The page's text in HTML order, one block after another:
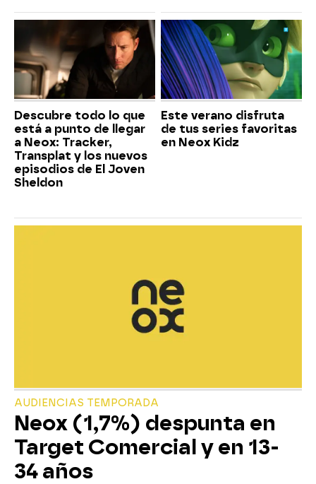
Descubre todo lo que
está a punto de llegar
a Neox: Tracker,
Transplat y los nuevos
episodios de El Joven
Sheldon
Este verano disfruta
de tus series favoritas
en Neox Kidz
AUDIENCIAS TEMPORADA
Neox (1,7%) despunta en
Target Comercial y en 13-
34 años